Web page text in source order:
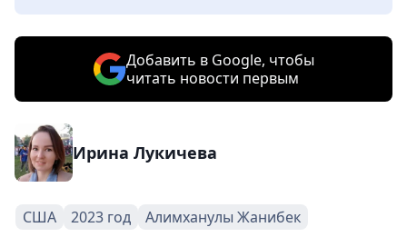
Добавить в Google, чтобы
читать новости первым
Ирина Лукичева
США 2023 год Алимханулы Жанибек